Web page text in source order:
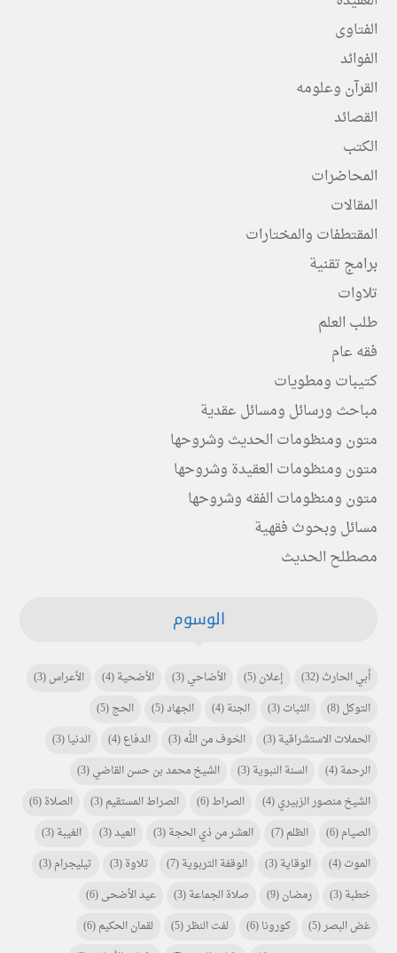
الفتاوى
الفوائد
القرآن وعلومه
القصائد
الكتب
المحاضرات
المقالات
المقتطفات والمختارات
برامج تقنية
تلاوات
طلب العلم
فقه عام
كتيبات ومطويات
مباحث ورسائل ومسائل عقدية
متون ومنظومات الحديث وشروحها
متون ومنظومات العقيدة وشروحها
متون ومنظومات الفقه وشروحها
مسائل وبحوث فقهية
مصطلح الحديث
الوسوم
أبي الحارث(32) إعلان(5) الأضاحي(3) الأضحية(4) الأعراس(3)
التوكل(8) الثبات(3) الجنة(4) الجهاد(5) الحج(5)
الحملات الاستشراقية(3) الخوف من الله(3) الدفاع(4) الدنيا(3)
الرحمة(4) السنة النبوية(3) الشيخ محمد بن حسن القاضي(3)
الشيخ منصور الزبيري(4) الصراط(6) الصراط المستقيم(3) الصلاة(6)
الصيام(6) الظلم(7) العشر من ذي الحجة(3) العيد(3) الغيبة(3)
الموت(4) الوقاية(3) الوقفة التربوية(7) تلاوة(3) تيليجرام(3)
خطبة(3) رمضان(9) صلاة الجماعة(3) عيد الأضحى(6)
غض البصر(5) كورونا(6) لفت النظر(5) لقمان الحكيم(6)